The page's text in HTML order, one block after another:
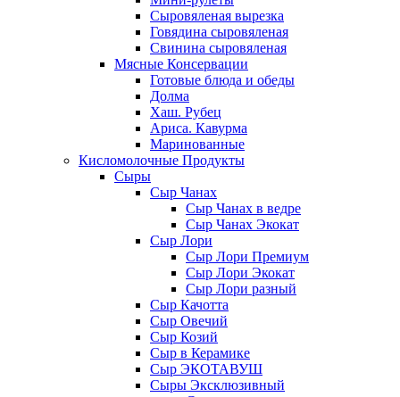
Сыровяленая вырезка
Говядина сыровяленая
Свинина сыровяленая
Мясные Консервации
Готовые блюда и обеды
Долма
Хаш. Рубец
Ариса. Кавурма
Маринованные
Кисломолочные Продукты
Сыры
Сыр Чанах
Сыр Чанах в ведре
Сыр Чанах Экокат
Сыр Лори
Сыр Лори Премиум
Сыр Лори Экокат
Сыр Лори разный
Сыр Качотта
Сыр Овечий
Сыр Козий
Сыр в Керамике
Сыр ЭКОТАВУШ
Сыры Эксклюзивный